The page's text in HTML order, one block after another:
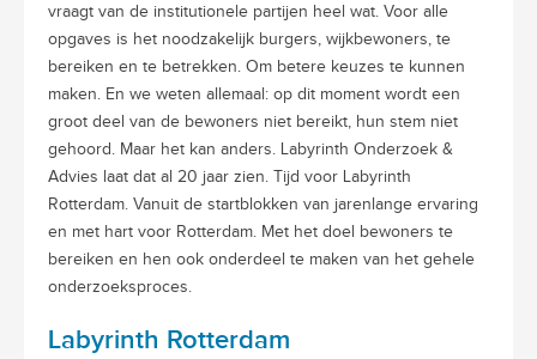
vraagt van de institutionele partijen heel wat. Voor alle
opgaves is het noodzakelijk burgers, wijkbewoners, te
bereiken en te betrekken. Om betere keuzes te kunnen
maken. En we weten allemaal: op dit moment wordt een
groot deel van de bewoners niet bereikt, hun stem niet
gehoord. Maar het kan anders. Labyrinth Onderzoek &
Advies laat dat al 20 jaar zien. Tijd voor Labyrinth
Rotterdam. Vanuit de startblokken van jarenlange ervaring
en met hart voor Rotterdam. Met het doel bewoners te
bereiken en hen ook onderdeel te maken van het gehele
onderzoeksproces.
Labyrinth Rotterdam